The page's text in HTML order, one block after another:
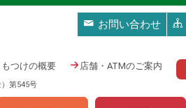
第545号
お問い合わせ
つけの概要 店舗・ATMのご案内